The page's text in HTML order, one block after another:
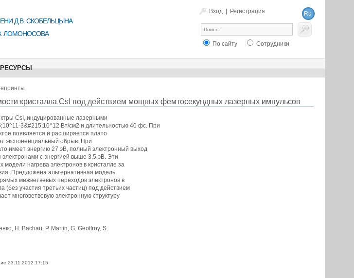
Вход Регистрация
Ru
En
Д.В. СКОБЕЛЬЦЫНА
ЛОМОНОСОВА
По сайту Сотрудники
РЕСУРСЫ
кристалла CsI под действием мощных фемтосекундных лазерных импульсов
CsI, индуцированные лазерными
3&#215;10^12 Вт/см2 и длительностью 40 фс. При
появляется и расширяется плато
экспоненциальный обрыв. При
имеет энергию 27 эВ, полный электронный выход
с энергией выше 3.5 эВ. Эти
модели нагрева электронов в кристалле за
Предложена альтернативная модель
межветвевых переходов электронов в
(без участия третьих частиц) под действием
многоветвевую электронную структуру
H. Bachau, P. Martin, G. Geoffroy, S.
23.11.2012 17:15